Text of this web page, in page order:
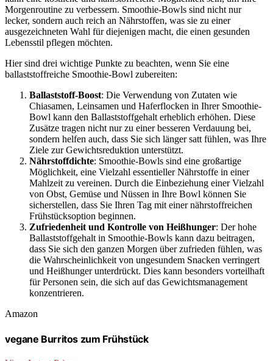
Morgenroutine zu verbessern. Smoothie-Bowls sind nicht nur
lecker, sondern auch reich an Nährstoffen, was sie zu einer
ausgezeichneten Wahl für diejenigen macht, die einen gesunden
Lebensstil pflegen möchten.
Hier sind drei wichtige Punkte zu beachten, wenn Sie eine
ballaststoffreiche Smoothie-Bowl zubereiten:
Ballaststoff-Boost: Die Verwendung von Zutaten wie
Chiasamen, Leinsamen und Haferflocken in Ihrer Smoothie-
Bowl kann den Ballaststoffgehalt erheblich erhöhen. Diese
Zusätze tragen nicht nur zu einer besseren Verdauung bei,
sondern helfen auch, dass Sie sich länger satt fühlen, was Ihre
Ziele zur Gewichtsreduktion unterstützt.
Nährstoffdichte: Smoothie-Bowls sind eine großartige
Möglichkeit, eine Vielzahl essentieller Nährstoffe in einer
Mahlzeit zu vereinen. Durch die Einbeziehung einer Vielzahl
von Obst, Gemüse und Nüssen in Ihre Bowl können Sie
sicherstellen, dass Sie Ihren Tag mit einer nährstoffreichen
Frühstücksoption beginnen.
Zufriedenheit und Kontrolle von Heißhunger: Der hohe
Ballaststoffgehalt in Smoothie-Bowls kann dazu beitragen,
dass Sie sich den ganzen Morgen über zufrieden fühlen, was
die Wahrscheinlichkeit von ungesundem Snacken verringert
und Heißhunger unterdrückt. Dies kann besonders vorteilhaft
für Personen sein, die sich auf das Gewichtsmanagement
konzentrieren.
Amazon
vegane Burritos zum Frühstück